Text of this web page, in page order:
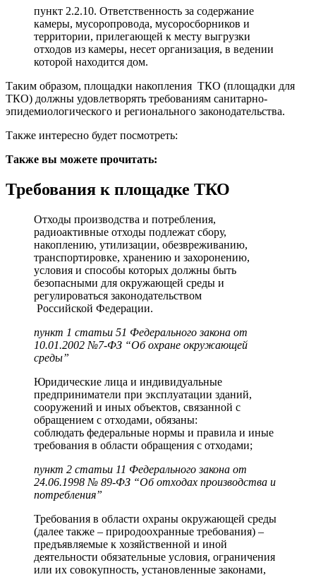
пункт 2.2.10. Ответственность за содержание
камеры, мусоропровода, мусоросборников и
территории, прилегающей к месту выгрузки
отходов из камеры, несет организация, в ведении
которой находится дом.
Таким образом, площадки накопления ТКО (площадки для
ТКО) должны удовлетворять требованиям санитарно-
эпидемиологического и регионального законодательства.
Также интересно будет посмотреть:
Также вы можете прочитать:
Требования к площадке ТКО
Отходы производства и потребления,
радиоактивные отходы подлежат сбору,
накоплению, утилизации, обезвреживанию,
транспортировке, хранению и захоронению,
условия и способы которых должны быть
безопасными для окружающей среды и
регулироваться законодательством
Российской Федерации.
пункт 1 статьи 51 Федерального закона от
10.01.2002 №7-ФЗ “Об охране окружающей
среды”
Юридические лица и индивидуальные
предприниматели при эксплуатации зданий,
сооружений и иных объектов, связанной с
обращением с отходами, обязаны:
соблюдать федеральные нормы и правила и иные
требования в области обращения с отходами;
пункт 2 статьи 11 Федерального закона от
24.06.1998 № 89-ФЗ “Об отходах производства и
потребления”
Требования в области охраны окружающей среды
(далее также – природоохранные требования) –
предъявляемые к хозяйственной и иной
деятельности обязательные условия, ограничения
или их совокупность, установленные законами,